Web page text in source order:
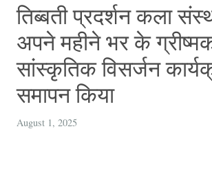
तिब्बती प्रदर्शन कला
अपने महीने भर के
सांस्कृतिक विसर्जन
समापन किया
August 1, 2025